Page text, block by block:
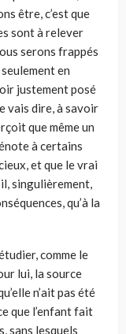
être, c’est que
sont à relever
serons frappés
en
justement posé
vais dire, à savoir
que même un
à certains
et que le vrai
singulièrement,
qu’à la
comme le
lui, la source
n’ait pas été
que l’enfant fait
sans lesquels